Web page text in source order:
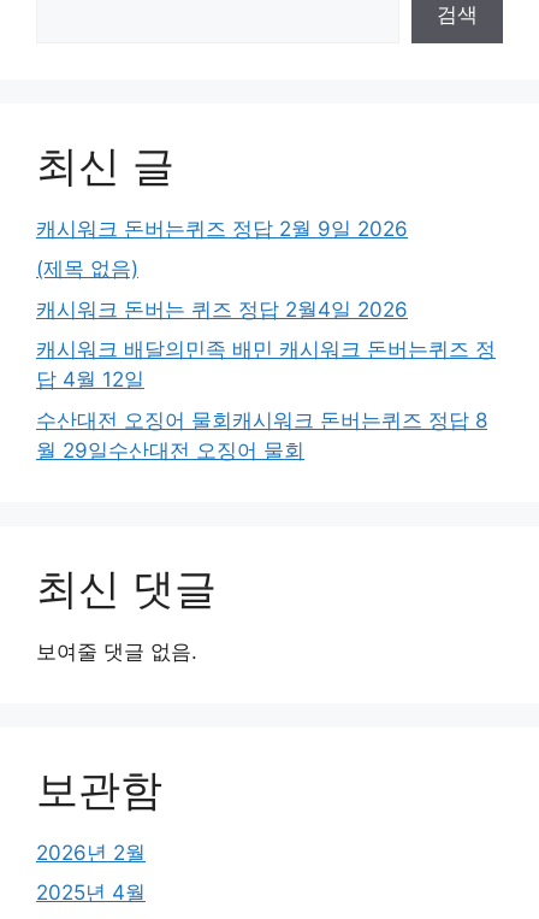
검색
최신 글
캐시워크 돈버는퀴즈 정답 2월 9일 2026
(제목 없음)
캐시워크 돈버는 퀴즈 정답 2월4일 2026
캐시워크 배달의민족 배민 캐시워크 돈버는퀴즈 정
답 4월 12일
수산대전 오징어 물회캐시워크 돈버는퀴즈 정답 8
월 29일수산대전 오징어 물회
최신 댓글
보여줄 댓글 없음.
보관함
2026년 2월
2025년 4월